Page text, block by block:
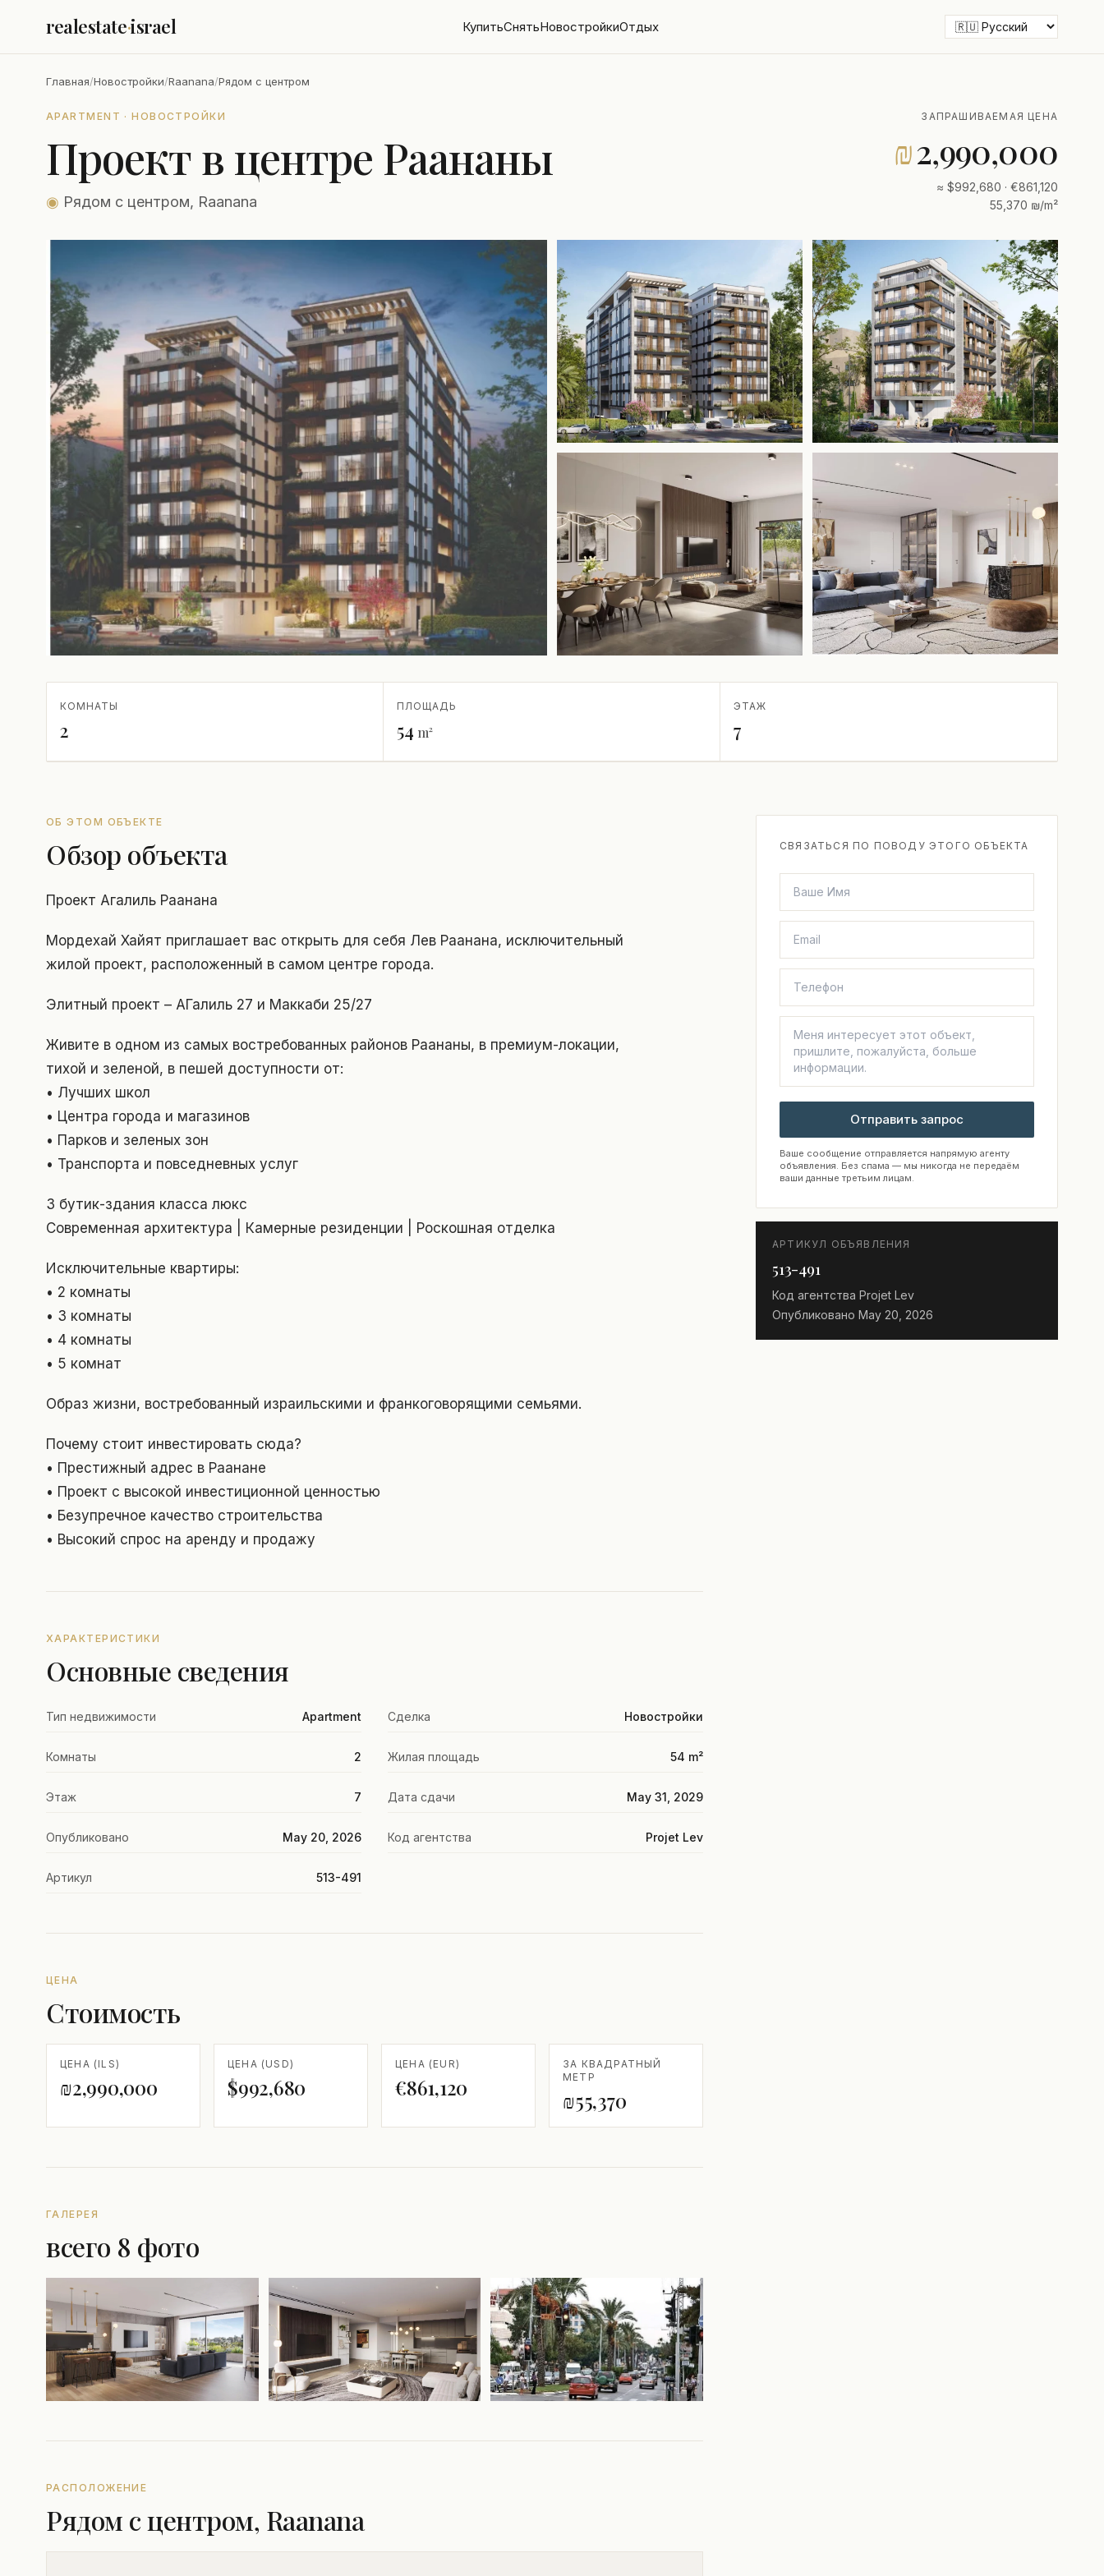
realestate·israel КупитьСнятьНовостройкиОтдых
Главная/Новостройки/Raanana/Рядом с центром
APARTMENT · НОВОСТРОЙКИ
Проект в центре Раананы
◉ Рядом с центром, Raanana
ЗАПРАШИВАЕМАЯ ЦЕНА
₪2,990,000
≈ $992,680 · €861,120
55,370 ₪/m²
КОМНАТЫ
2
ПЛОЩАДЬ
54 m²
ЭТАЖ
7
ОБ ЭТОМ ОБЪЕКТЕ
Обзор объекта
Проект Агалиль Раанана
Мордехай Хайят приглашает вас открыть для себя Лев Раанана, исключительный
жилой проект, расположенный в самом центре города.
Элитный проект – АГалиль 27 и Маккаби 25/27
Живите в одном из самых востребованных районов Раананы, в премиум-локации,
тихой и зеленой, в пешей доступности от:
• Лучших школ
• Центра города и магазинов
• Парков и зеленых зон
• Транспорта и повседневных услуг
3 бутик-здания класса люкс
Современная архитектура | Камерные резиденции | Роскошная отделка
Исключительные квартиры:
• 2 комнаты
• 3 комнаты
• 4 комнаты
• 5 комнат
Образ жизни, востребованный израильскими и франкоговорящими семьями.
Почему стоит инвестировать сюда?
• Престижный адрес в Раанане
• Проект с высокой инвестиционной ценностью
• Безупречное качество строительства
• Высокий спрос на аренду и продажу
ХАРАКТЕРИСТИКИ
Основные сведения
Тип недвижимости Apartment Сделка Новостройки
Комнаты 2 Жилая площадь 54 m²
Этаж 7 Дата сдачи May 31, 2029
Опубликовано May 20, 2026 Код агентства Projet Lev
Артикул 513-491
ЦЕНА
Стоимость
ЦЕНА (ILS)
₪2,990,000
ЦЕНА (USD)
$992,680
ЦЕНА (EUR)
€861,120
ЗА КВАДРАТНЫЙ
МЕТР
₪55,370
ГАЛЕРЕЯ
всего 8 фото
РАСПОЛОЖЕНИЕ
Рядом с центром, Raanana
СВЯЗАТЬСЯ ПО ПОВОДУ ЭТОГО ОБЪЕКТА
Отправить запрос
Ваше сообщение отправляется напрямую агенту
объявления. Без спама — мы никогда не передаём
ваши данные третьим лицам.
АРТИКУЛ ОБЪЯВЛЕНИЯ
513-491
Код агентства Projet Lev
Опубликовано May 20, 2026